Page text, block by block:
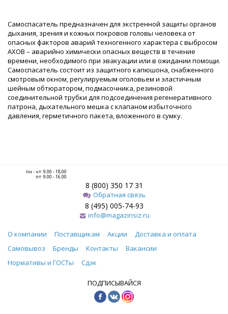
Самоспасатель предназначен для экстренной защиты органов
дыхания, зрения и кожных покровов головы человека от
опасных факторов аварий техногенного характера с выбросом
АХОВ – аварийно химически опасных веществ в течение
времени, необходимого при эвакуации или в ожидании помощи.
Самоспасатель состоит из защитного капюшона, снабженного
смотровым окном, регулируемым оголовьем и эластичным
шейным обтюратором, подмасочника, резиновой
соединительной трубки для подсоединения регенеративного
патрона, дыхательного мешка с клапаном избыточного
давления, герметичного пакета, вложенного в сумку.
пн - чт: 9.00 - 18.00
пт: 9.00 - 16.00
8 (800) 350 17 31
Обратная связь
8 (495) 005-74-93
info@magazinsiz.ru
О компании Поставщикам Акции
Доставка и оплата
Самовывоз
Бренды Контакты
Вакансии
Нормативы и ГОСТы
Сдэк
ПОДПИСЫВАЙСЯ